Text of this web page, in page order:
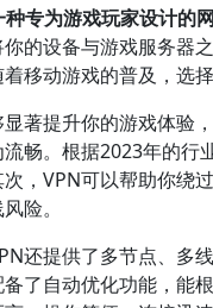
专为游戏玩家设计的
的设备与游戏服务器
移动游戏的普及，选
著提升你的游戏体验
畅。根据2023年的
，VPN可以帮助你绕
险。
还提供了多节点、多
了自动优化功能，能